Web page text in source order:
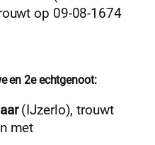
op 09-08-1674
en 2e echtgenoot:
(IJzerlo), trouwt
met